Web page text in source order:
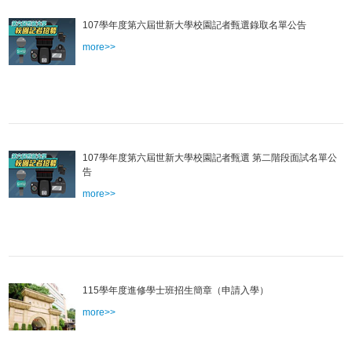
107學年度第六屆世新大學校園記者甄選錄取名單公告
more>>
107學年度第六屆世新大學校園記者甄選 第二階段面試名單公
告
more>>
115學年度進修學士班招生簡章（申請入學）
more>>